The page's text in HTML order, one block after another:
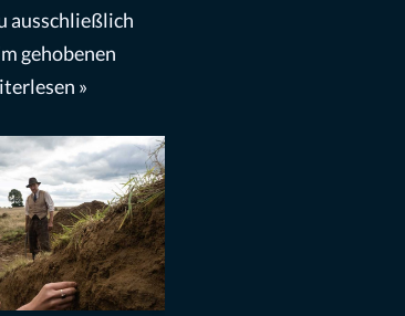
ausschließlich
gehobenen
»